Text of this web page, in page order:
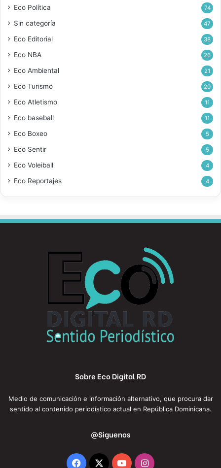
Eco Política 74
Sin categoría 47
Eco Editorial 38
Eco NBA 26
Eco Ambiental 21
Eco Turismo 20
Eco Atletismo 11
Eco baseball 11
Eco Boxeo 5
Eco Sentir 5
Eco Voleiball 4
Eco Reportajes 4
Sobre Eco Digital RD
Medio de comunicación e información alternativo, que procura dar
sentido al contenido periodístico actual en República Dominicana.
@Siguenos
Facebook
X YouTubeInstagram